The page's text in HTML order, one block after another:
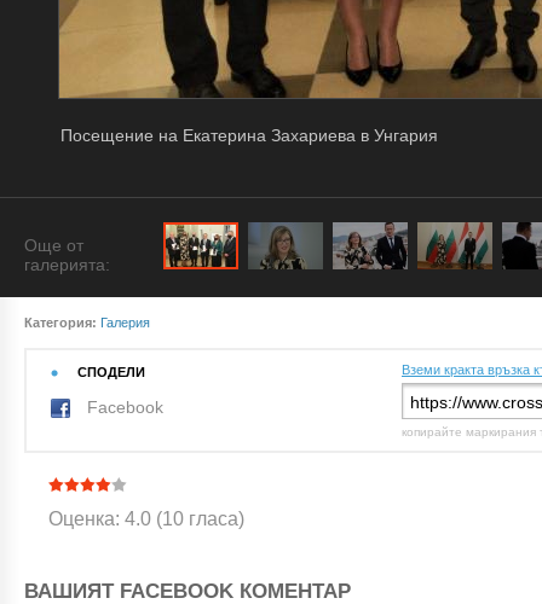
Посещение на Екатерина Захариева в Унгария
Още от
галерията:
Категория: Галерия
СПОДЕЛИ
Facebook
Вземи кракта връзка
копирайте маркирания
Оценка: 4.0 (10 гласа)
ВАШИЯТ FACEBOOK КОМЕНТАР